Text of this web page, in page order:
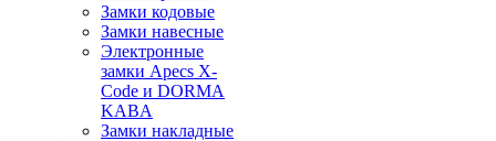
Замки кодовые
Замки навесные
Электронные
замки Apecs X-
Code и DORMA
KABA
Замки накладные